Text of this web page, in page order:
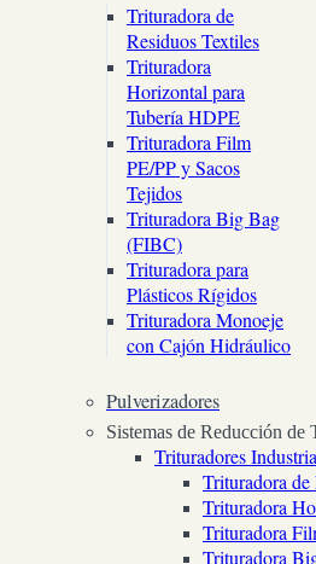
Trituradora de
Residuos Textiles
Trituradora
Horizontal para
Tubería HDPE
Trituradora Film
PE/PP y Sacos
Tejidos
Trituradora Big Bag
(FIBC)
Trituradora para
Plásticos Rígidos
Trituradora Monoeje
con Cajón Hidráulico
Pulverizadores
Sistemas de Reducción de
Trituradores
Trituradora de
Trituradora
Trituradora
Trituradora